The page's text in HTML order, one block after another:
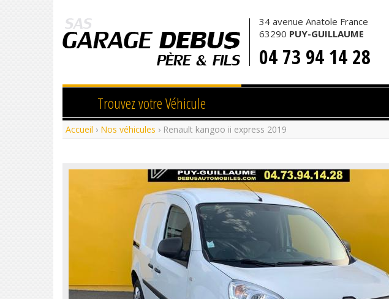
DEBUS AUTOMOBILES
34 avenue Anatole France
63290 PUY-GUILLAUME
04 73 94 14 28
Trouvez votre Véhicule
Accueil › Nos véhicules › Renault kangoo ii express 2019